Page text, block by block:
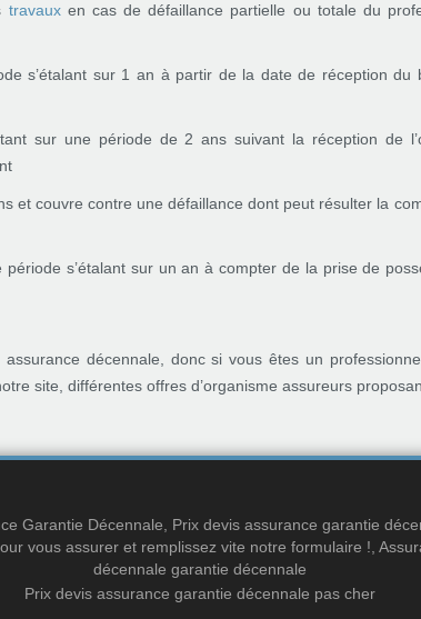
travauxen cas de défaillance partielle ou totale du
s’étalant sur 1 an à partir de la date de réception du
sur une période de 2 ans suivant la réception de
et couvre contre une défaillance dont peut résulter la
s’étalant sur un an à compter de la prise de
décennale, donc si vous êtes un
site, différentes offres d’organisme assureurs
Garantie Décennale, Prix devis assurance garantie
vous assurer et remplissez vite notre formulaire !,
décennale garantie décennale
Prix devis assurance garantie décennale pas cher